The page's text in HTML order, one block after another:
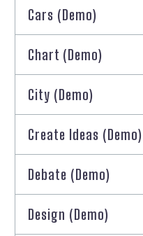
Cars (Demo)
Chart (Demo)
City (Demo)
Create Ideas (Demo)
Debate (Demo)
Design (Demo)